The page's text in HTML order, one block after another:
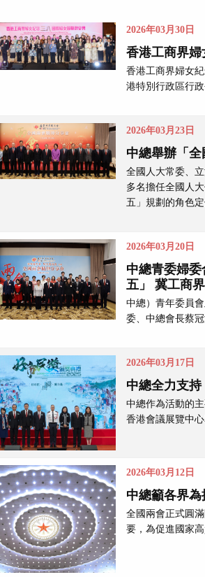
2026年03月30日
香港工商界
香港工商界婦女
港特別行政區行
2026年03月23日
中總舉辦「全
全國人大常委、
多名擔任全國人
五」規劃的角色定
2026年03月20日
中總青委婦
五」 冀工商
中總）青年委員
委、中總會長蔡
2026年03月17日
中總全力支持
中總作為活動的
香港會議展覽中
2026年03月12日
中總籲各界
全國兩會正式圓
要，為促進國家